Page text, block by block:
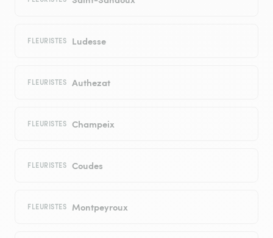
FLEURISTES Ludesse
FLEURISTES Authezat
FLEURISTES Champeix
FLEURISTES Coudes
FLEURISTES Montpeyroux